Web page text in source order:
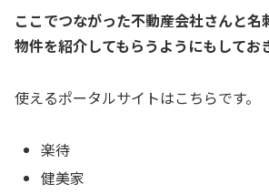
ここでつながった不動産会社さんと名
物件を紹介してもらうようにもしてお
使えるポータルサイトはこちらです。
楽待
健美家